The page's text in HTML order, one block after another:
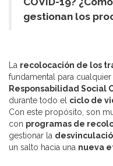
gestionan los
La recolocación de los
fundamental para
Responsabilidad Social
durante todo el ciclo de
Con este propósito, son
con programas de
gestionar la
un salto hacia una nueva